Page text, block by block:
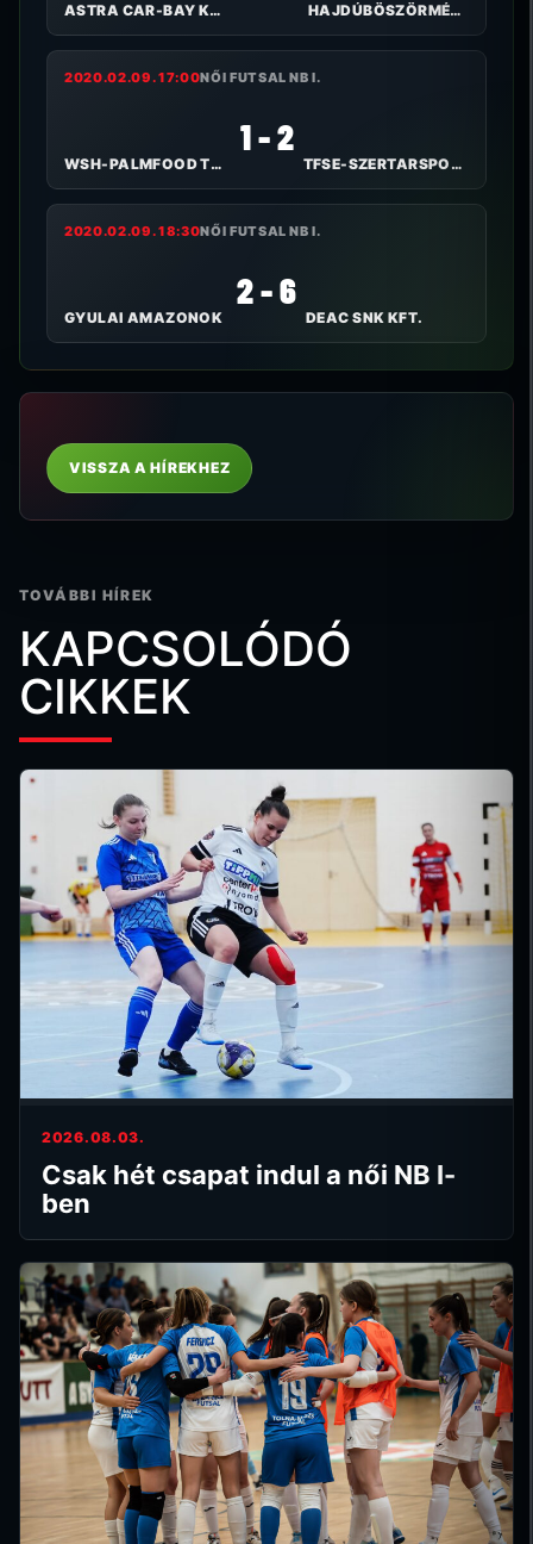
ASTRA CAR-BAY KKFHÁZA FC HAJDÚBÖSZÖRMÉNYI TE
2020.02.09. 17:00NŐI FUTSAL NB I.
WSH-PALMFOOD TOLNA-MÖZS
1 - 2
TFSE-SZERTARSPORT.HU
2020.02.09. 18:30NŐI FUTSAL NB I.
GYULAI AMAZONOK
2 - 6
DEAC SNK KFT.
VISSZA A HÍREKHEZ
TOVÁBBI HÍREK
KAPCSOLÓDÓ
CIKKEK
2026.08.03.
Csak hét csapat indul a női NB I-
ben